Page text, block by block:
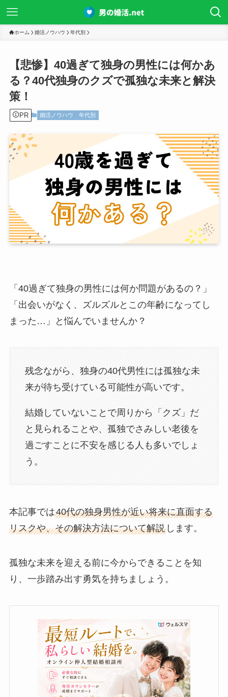
ホーム 婚活ノウハウ 年代別
【悲惨】40過ぎて独身の男性には何かあ
る？40代独身のクズで孤独な未来と解決
策！
PR 婚活ノウハウ 年代別
「40過ぎて独身の男性には何か問題があるの？」
「出会いがなく、ズルズルとこの年齢になってし
まった…」と悩んでいませんか？
残念ながら、独身の40代男性には孤独な未
来が待ち受けている可能性が高いです。
結婚していないことで周りから「クズ」だ
と見られることや、孤独でさみしい老後を
過ごすことに不安を感じる人も多いでしょ
う。
本記事では40代の独身男性が近い将来に直面する
リスクや、その解決方法について解説します。
孤独な未来を迎える前に今からできることを知
り、一歩踏み出す勇気を持ちましょう。